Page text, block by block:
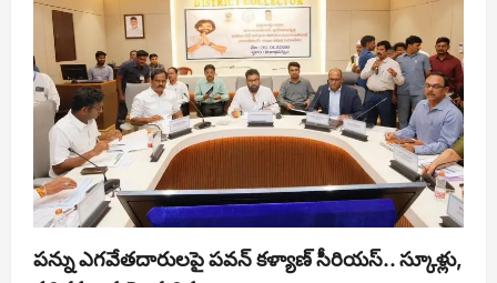
పన్ను ఎగవేతదారులపై పవన్ కళ్యాణ్ సీరియస్.. స్కూళ్లు,